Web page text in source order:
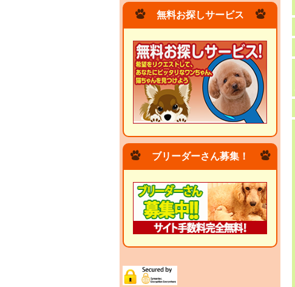
無料お探しサービス
ブリーダーさん募集！